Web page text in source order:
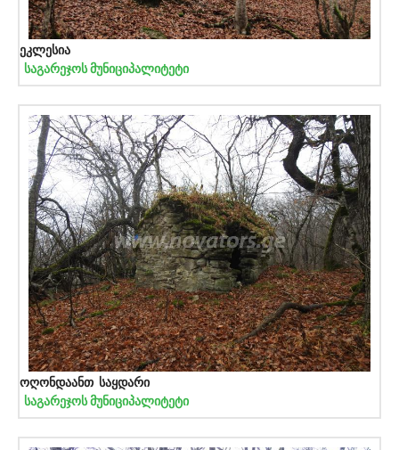
ეკლესია
საგარეჯოს მუნიციპალიტეტი
ოღონდაანთ საყდარი
საგარეჯოს მუნიციპალიტეტი